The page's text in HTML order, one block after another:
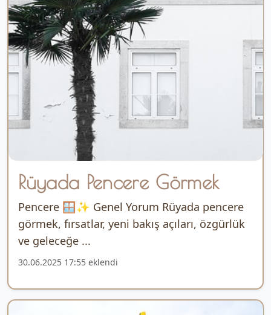
Rüyada Pencere Görmek
Pencere 🪟✨ Genel Yorum Rüyada pencere
görmek, fırsatlar, yeni bakış açıları, özgürlük
ve geleceğe ...
30.06.2025 17:55 eklendi